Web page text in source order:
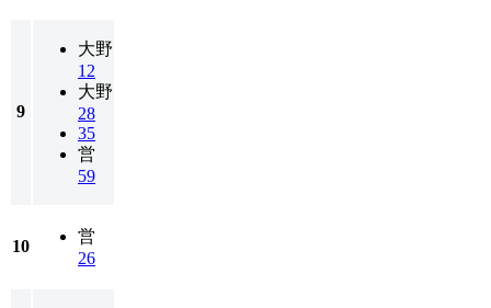
9
大野
12
大野
28
35
営
59
10
営
26